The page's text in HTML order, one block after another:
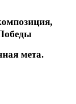
мета.